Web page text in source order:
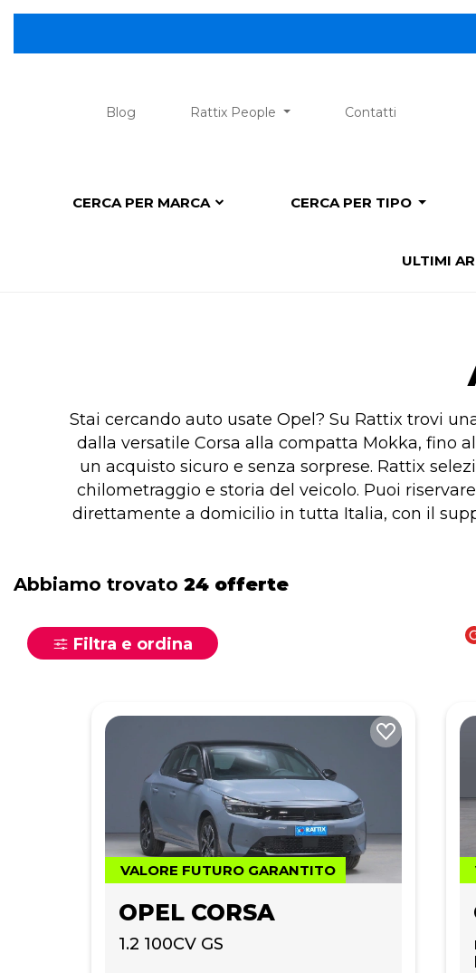
😎
Blog Rattix People Contatti
CERCA PER MARCA CERCA PER TIPO
ULTIMI
Stai cercando auto usate Opel? Su Rattix trovi
dalla versatile Corsa alla compatta Mokka, fino
un acquisto sicuro e senza sorprese. Rattix
chilometraggio e storia del veicolo. Puoi
direttamente a domicilio in tutta Italia, con il
Abbiamo trovato 24 offerte
Filtra e ordina
VALORE FUTURO GARANTITO
OPEL CORSA
1.2 100CV GS